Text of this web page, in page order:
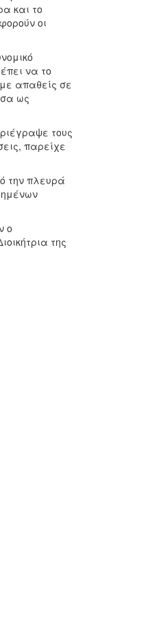
και το
οι
να το
απαθείς σε
ως
τους
παρείχε
την πλευρά
ο
της